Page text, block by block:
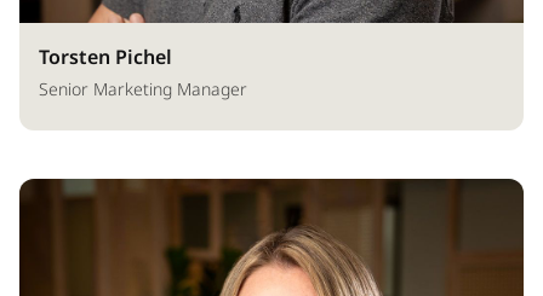
Torsten Pichel
Senior Marketing Manager